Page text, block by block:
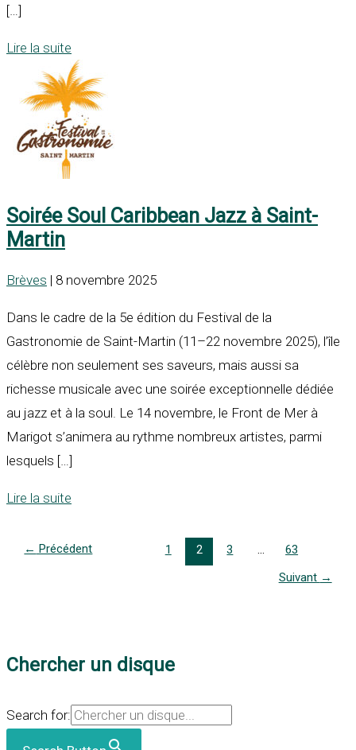
[…]
Lire la suite
Soirée Soul Caribbean Jazz à Saint-
Martin
Brèves | 8 novembre 2025
Dans le cadre de la 5e édition du Festival de la
Gastronomie de Saint-Martin (11–22 novembre 2025), l’île
célèbre non seulement ses saveurs, mais aussi sa
richesse musicale avec une soirée exceptionnelle dédiée
au jazz et à la soul. Le 14 novembre, le Front de Mer à
Marigot s’animera au rythme nombreux artistes, parmi
lesquels […]
Lire la suite
← Précédent 1 2 3 …
63
Suivant →
Chercher un disque
Search for: